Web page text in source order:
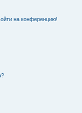
на конференцию!